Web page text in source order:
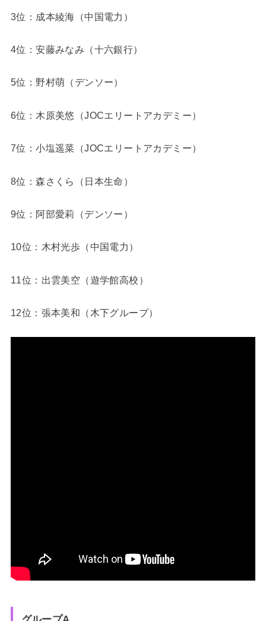
3位：成本綾海（中国電力）
4位：安藤みなみ（十六銀行）
5位：野村萌（デンソー）
6位：木原美悠（JOCエリートアカデミー）
7位：小塩遥菜（JOCエリートアカデミー）
8位：森さくら（日本生命）
9位：阿部愛莉（デンソー）
10位：木村光歩（中国電力）
11位：出雲美空（遊学館高校）
12位：張本美和（木下グループ）